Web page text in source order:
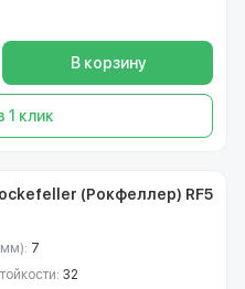
В корзину
1 клик
(Рокфеллер) RF5
7
32